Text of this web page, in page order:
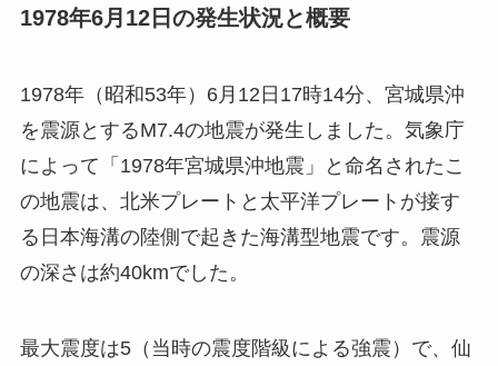
1978年6月12日の発生状況と概要
1978年（昭和53年）6月12日17時14分、宮城県沖
を震源とするM7.4の地震が発生しました。気象庁
によって「1978年宮城県沖地震」と命名されたこ
の地震は、北米プレートと太平洋プレートが接す
る日本海溝の陸側で起きた海溝型地震です。震源
の深さは約40kmでした。
最大震度は5（当時の震度階級による強震）で、仙